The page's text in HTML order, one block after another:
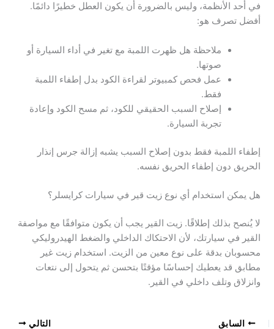
في أحد الأنظمة، وليس بالضرورة أن يكون العطل خطيرًا دائمًا.
أفضل تصرف هو:
ملاحظة هل ظهرت اللمبة مع تغير في أداء السيارة أو
صوتها.
عمل فحص كمبيوتر لقراءة الكود بدل إطفاء اللمبة
فقط.
إصلاح السبب الحقيقي للكود، ثم مسح الكود وإعادة
تجربة السيارة.
إطفاء اللمبة فقط بدون إصلاح السبب يشبه إزالة جرس إنذار
الحريق دون إطفاء الحريق نفسه.
هل يمكن استخدام أي نوع زيت قير في سيارات كرايسلر؟
لا يُنصح بذلك إطلاقًا. زيت القير يجب أن يكون متوافقًا مع مواصفة
القير في سيارتك، لأن الاحتكاك الداخلي والضغط الهيدروليكي
محسوبان بدقة على نوع معين من الزيت. استخدام زيت غير
مطابق قد يعطيك إحساسًا مؤقتًا بتحسن ثم يتحول إلى نتعات
وانزلاق وتلف داخلي في القير.
السابق التالي